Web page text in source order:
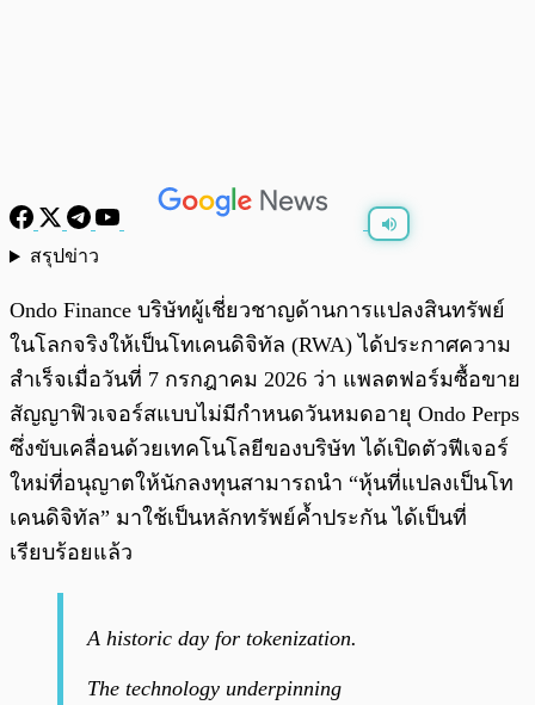
สรุปข่าว
Ondo Finance บริษัทผู้เชี่ยวชาญด้านการแปลงสินทรัพย์
ในโลกจริงให้เป็นโทเคนดิจิทัล (RWA) ได้ประกาศความ
สำเร็จเมื่อวันที่ 7 กรกฎาคม 2026 ว่า แพลตฟอร์มซื้อขาย
สัญญาฟิวเจอร์สแบบไม่มีกำหนดวันหมดอายุ Ondo Perps
ซึ่งขับเคลื่อนด้วยเทคโนโลยีของบริษัท ได้เปิดตัวฟีเจอร์
ใหม่ที่อนุญาตให้นักลงทุนสามารถนำ “หุ้นที่แปลงเป็นโท
เคนดิจิทัล” มาใช้เป็นหลักทรัพย์ค้ำประกัน ได้เป็นที่
เรียบร้อยแล้ว
A historic day for tokenization.
The technology underpinning